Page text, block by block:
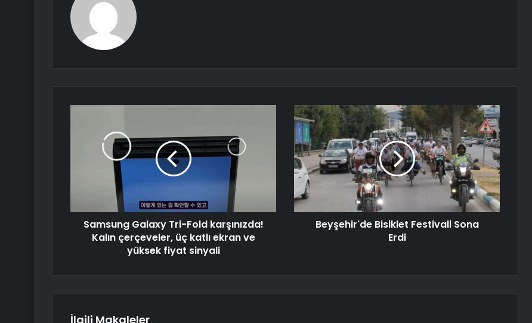
Samsung Galaxy Tri-Fold karşınızda!
Kalın çerçeveler, üç katlı ekran ve
yüksek fiyat sinyali
Beyşehir'de Bisiklet Festivali Sona
Erdi
İlgili Makaleler